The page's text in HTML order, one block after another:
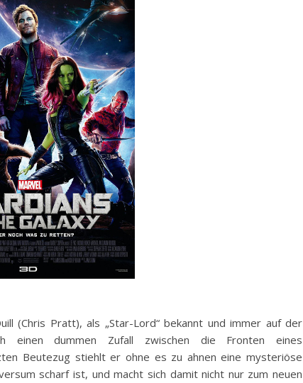
(Chris Pratt), als „Star-Lord“ bekannt und immer auf der
einen dummen Zufall zwischen die Fronten eines
Beutezug stiehlt er ohne es zu ahnen eine mysteriöse
scharf ist, und macht sich damit nicht nur zum neuen